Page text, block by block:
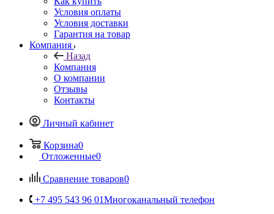
Условия оплаты
Условия доставки
Гарантия на товар
Компания
Назад
Компания
О компании
Отзывы
Контакты
Личный кабинет
Корзина0
Отложенные0
Сравнение товаров0
+7 495 543 96 01Многоканальный телефон